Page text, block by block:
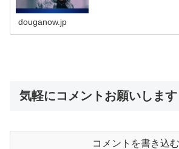
douganow.jp
気軽にコメントお願いします
コメントを書き込む